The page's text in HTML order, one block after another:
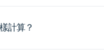
計算？